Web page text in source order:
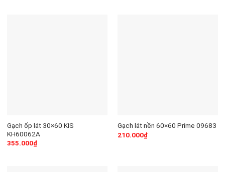
Gạch ốp lát 30×60 KIS
KH60062A
355.000₫
Gạch lát nền 60×60 Prime 09683
210.000₫